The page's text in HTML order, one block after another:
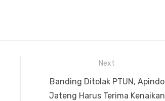
Next
Next
post:
Banding Ditolak PTUN, Apindo
Jateng Harus Terima Kenaikan